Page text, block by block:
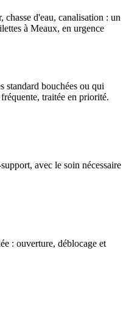
chasse d'eau, canalisation : un
à Meaux, en urgence
standard bouchées ou qui
traitée en priorité.
avec le soin nécessaire
: ouverture, déblocage et